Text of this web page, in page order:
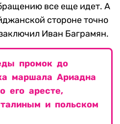
все еще идет. А
стороне точно
Иван Баграмян.
промок до
маршала Ариадна
его аресте,
и польском